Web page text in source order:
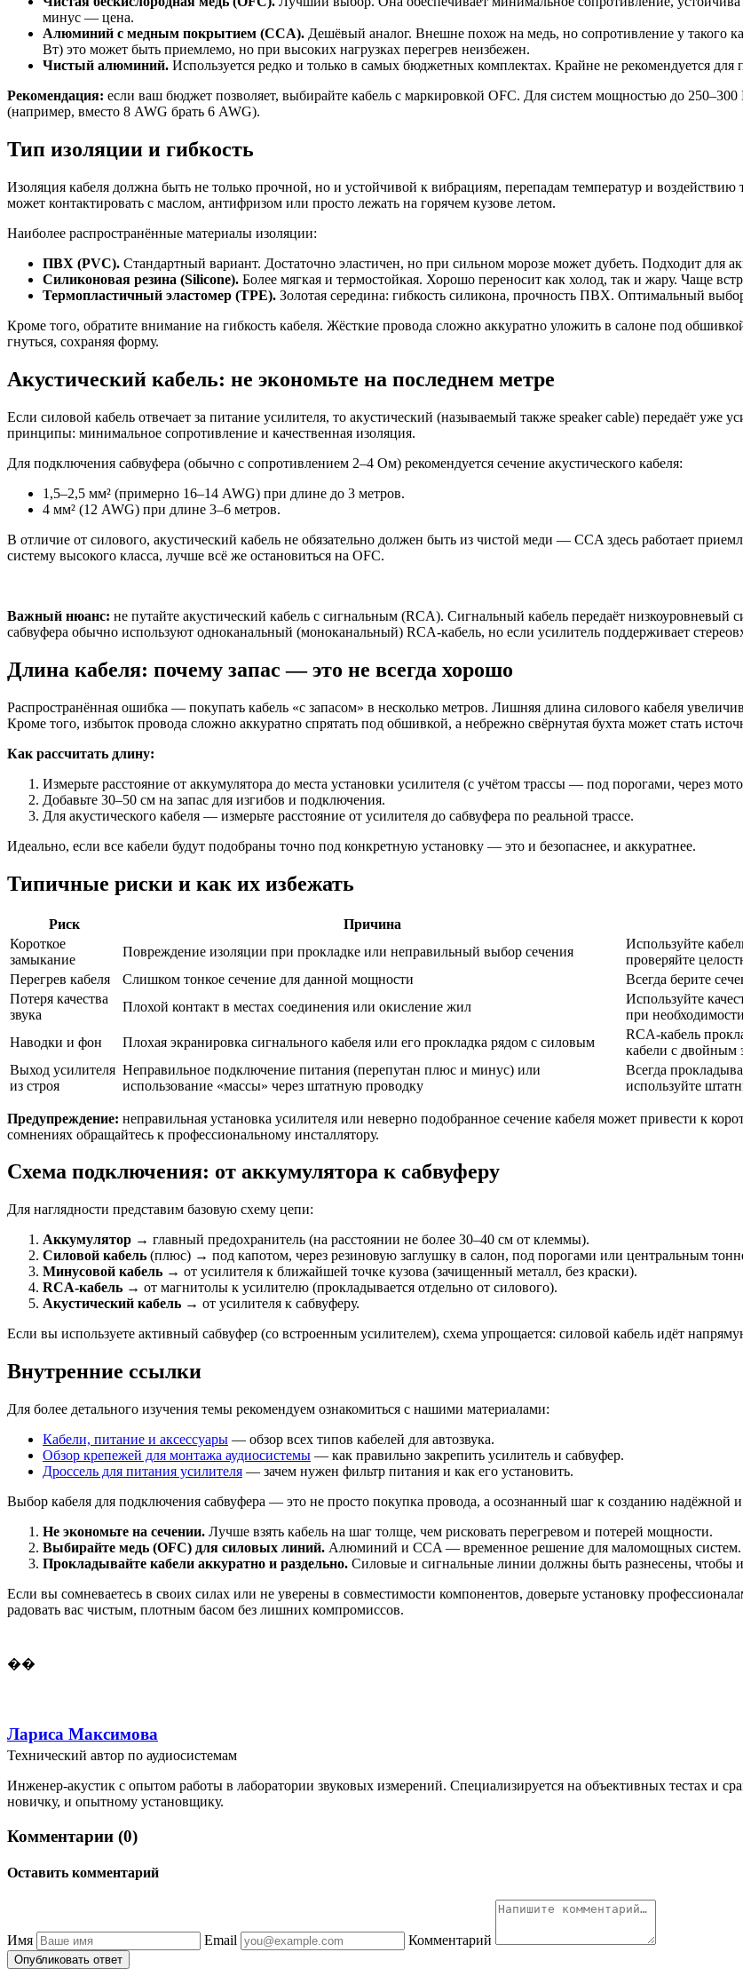
минус — цена.
Алюминий с медным покрытием (CCA). Дешёвый аналог. Внешне похож на медь, но сопротивление у
Вт) это может быть приемлемо, но при высоких нагрузках перегрев неизбежен.
Чистый алюминий. Используется редко и только в самых бюджетных комплектах. Крайне не рекомендуется для
Рекомендация: если ваш бюджет позволяет, выбирайте кабель с маркировкой OFC. Для систем мощностью до
(например, вместо 8 AWG брать 6 AWG).
Тип изоляции и гибкость
Изоляция кабеля должна быть не только прочной, но и устойчивой к вибрациям, перепадам температур и
может контактировать с маслом, антифризом или просто лежать на горячем кузове летом.
Наиболее распространённые материалы изоляции:
ПВХ (PVC). Стандартный вариант. Достаточно эластичен, но при сильном морозе может дубеть. Подходит для
Силиконовая резина (Silicone). Более мягкая и термостойкая. Хорошо переносит как холод, так и жару. Чаще
Термопластичный эластомер (TPE). Золотая середина: гибкость силикона, прочность ПВХ. Оптимальный
Кроме того, обратите внимание на гибкость кабеля. Жёсткие провода сложно аккуратно уложить в салоне под
гнуться, сохраняя форму.
Акустический кабель: не экономьте на последнем метре
Если силовой кабель отвечает за питание усилителя, то акустический (называемый также speaker cable) передаёт уже
принципы: минимальное сопротивление и качественная изоляция.
Для подключения сабвуфера (обычно с сопротивлением 2–4 Ом) рекомендуется сечение акустического кабеля:
1,5–2,5 мм² (примерно 16–14 AWG) при длине до 3 метров.
4 мм² (12 AWG) при длине 3–6 метров.
В отличие от силового, акустический кабель не обязательно должен быть из чистой меди — CCA здесь работает
систему высокого класса, лучше всё же остановиться на OFC.
Важный нюанс: не путайте акустический кабель с сигнальным (RCA). Сигнальный кабель передаёт
сабвуфера обычно используют одноканальный (моноканальный) RCA-кабель, но если усилитель поддерживает
Длина кабеля: почему запас — это не всегда хорошо
Распространённая ошибка — покупать кабель «с запасом» в несколько метров. Лишняя длина силового кабеля
Кроме того, избыток провода сложно аккуратно спрятать под обшивкой, а небрежно свёрнутая бухта может стать
Как рассчитать длину:
Измерьте расстояние от аккумулятора до места установки усилителя (с учётом трассы — под порогами, через
Добавьте 30–50 см на запас для изгибов и подключения.
Для акустического кабеля — измерьте расстояние от усилителя до сабвуфера по реальной трассе.
Идеально, если все кабели будут подобраны точно под конкретную установку — это и безопаснее, и аккуратнее.
Типичные риски и как их избежать
Риск Причина
Короткое
замыкание
Повреждение изоляции при прокладке или неправильный выбор сечения
Используйте
проверяйте
Перегрев кабеля
Слишком тонкое сечение для данной мощности
Всегда берите
Потеря качества
звука
Плохой контакт в местах соединения или окисление жил
Используйте
при необходимости
Наводки и фон
Плохая экранировка сигнального кабеля или его прокладка рядом с силовым
RCA-кабель
кабели с двойным
Выход усилителя
из строя
Неправильное подключение питания (перепутан плюс и минус) или
использование «массы» через штатную проводку
Всегда
используйте
Предупреждение: неправильная установка усилителя или неверно подобранное сечение кабеля может привести к
сомнениях обращайтесь к профессиональному инсталлятору.
Схема подключения: от аккумулятора к сабвуферу
Для наглядности представим базовую схему цепи:
Аккумулятор → главный предохранитель (на расстоянии не более 30–40 см от клеммы).
Силовой кабель (плюс) → под капотом, через резиновую заглушку в салон, под порогами или центральным
Минусовой кабель → от усилителя к ближайшей точке кузова (зачищенный металл, без краски).
RCA-кабель → от магнитолы к усилителю (прокладывается отдельно от силового).
Акустический кабель → от усилителя к сабвуферу.
Если вы используете активный сабвуфер (со встроенным усилителем), схема упрощается: силовой кабель идёт
Внутренние ссылки
Для более детального изучения темы рекомендуем ознакомиться с нашими материалами:
Кабели, питание и аксессуары — обзор всех типов кабелей для автозвука.
Обзор крепежей для монтажа аудиосистемы — как правильно закрепить усилитель и сабвуфер.
Дроссель для питания усилителя — зачем нужен фильтр питания и как его установить.
Выбор кабеля для подключения сабвуфера — это не просто покупка провода, а осознанный шаг к созданию надёжной
Не экономьте на сечении. Лучше взять кабель на шаг толще, чем рисковать перегревом и потерей мощности.
Выбирайте медь (OFC) для силовых линий. Алюминий и CCA — временное решение для маломощных систем.
Прокладывайте кабели аккуратно и раздельно. Силовые и сигнальные линии должны быть разнесены, чтобы
Если вы сомневаетесь в своих силах или не уверены в совместимости компонентов, доверьте установку
радовать вас чистым, плотным басом без лишних компромиссов.
��
Лариса Максимова
Технический автор по аудиосистемам
Инженер-акустик с опытом работы в лаборатории звуковых измерений. Специализируется на объективных тестах и
новичку, и опытному установщику.
Комментарии (0)
Оставить комментарий
Имя Email Комментарий
Опубликовать ответ